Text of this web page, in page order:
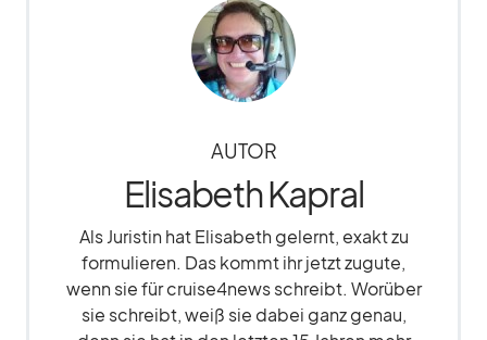
AUTOR
Elisabeth Kapral
Als Juristin hat Elisabeth gelernt, exakt zu
formulieren. Das kommt ihr jetzt zugute,
wenn sie für cruise4news schreibt. Worüber
sie schreibt, weiß sie dabei ganz genau,